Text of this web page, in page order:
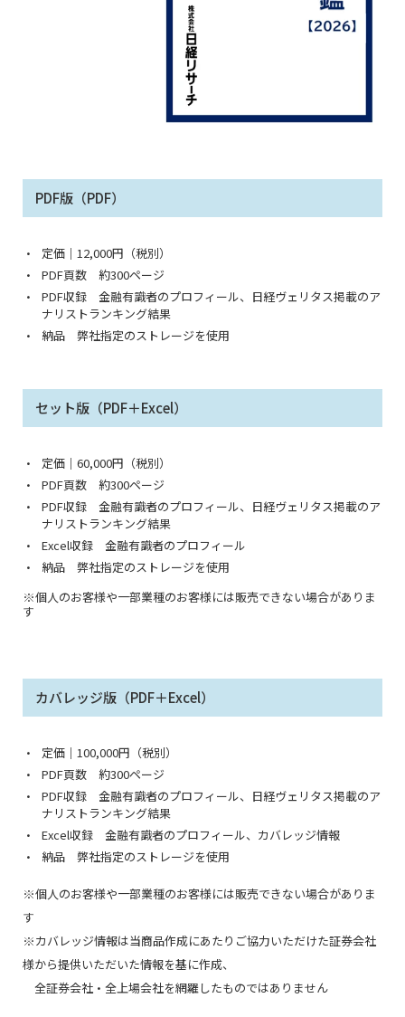
PDF版（PDF）
定価｜12,000円（税別）
PDF頁数 約300ページ
PDF収録 金融有識者のプロフィール、日経ヴェリタス掲載のア
ナリストランキング結果
納品 弊社指定のストレージを使用
セット版（PDF＋Excel）
定価｜60,000円（税別）
PDF頁数 約300ページ
PDF収録 金融有識者のプロフィール、日経ヴェリタス掲載のア
ナリストランキング結果
Excel収録 金融有識者のプロフィール
納品 弊社指定のストレージを使用
※個人のお客様や一部業種のお客様には販売できない場合がありま
す
カバレッジ版（PDF＋Excel）
定価｜100,000円（税別）
PDF頁数 約300ページ
PDF収録 金融有識者のプロフィール、日経ヴェリタス掲載のア
ナリストランキング結果
Excel収録 金融有識者のプロフィール、カバレッジ情報
納品 弊社指定のストレージを使用
※個人のお客様や一部業種のお客様には販売できない場合がありま
す
※カバレッジ情報は当商品作成にあたりご協力いただけた証券会社
様から提供いただいた情報を基に作成、
全証券会社・全上場会社を網羅したものではありません